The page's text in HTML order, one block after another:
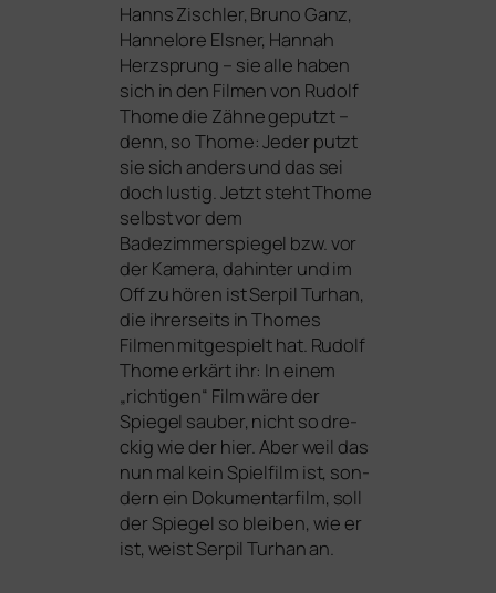
Hanns Zischler, Bruno Ganz,
Hannelore Elsner, Hannah
Herzsprung – sie alle haben
sich in den Filmen von Rudolf
Thome die Zähne geputzt –
denn, so Thome: Jeder putzt
sie sich anders und das sei
doch lus­tig. Jetzt steht Thome
selbst vor dem
Badezimmerspiegel bzw. vor
der Kamera, dahin­ter und im
Off zu hören ist Serpil Turhan,
die ihrer­seits in Thomes
Filmen mit­ge­spielt hat. Rudolf
Thome erkärt ihr: In einem
„rich­ti­gen“ Film wäre der
Spiegel sau­ber, nicht so dre­
ckig wie der hier. Aber weil das
nun mal kein Spielfilm ist, son­
dern ein Dokumentarfilm, soll
der Spiegel so blei­ben, wie er
ist, weist Serpil Turhan an.